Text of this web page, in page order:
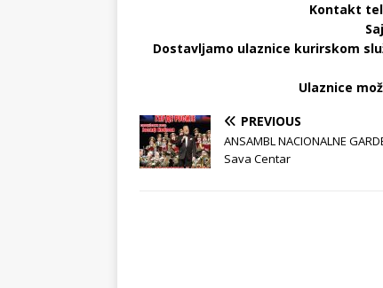
Kontakt
Dostavljamo ulaznice kurirskom
Ulaznice
PREVIOUS
ANSAMBL NACIONALNE
Sava Centar